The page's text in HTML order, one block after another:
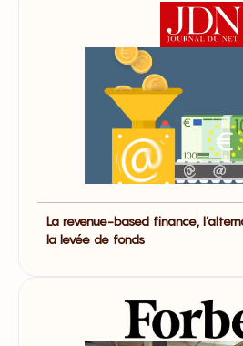
La revenue-based finance,
la levée de fonds